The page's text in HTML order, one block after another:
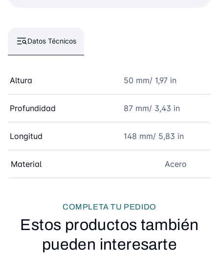
Datos Técnicos
Altura 50 mm/ 1,97 in
Profundidad 87 mm/ 3,43 in
Longitud 148 mm/ 5,83 in
Material Acero
COMPLETA TU PEDIDO
Estos productos también
pueden interesarte